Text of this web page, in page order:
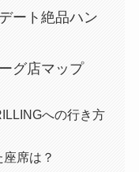
ート絶品ハン
グ店マップ
への行き方
席は？